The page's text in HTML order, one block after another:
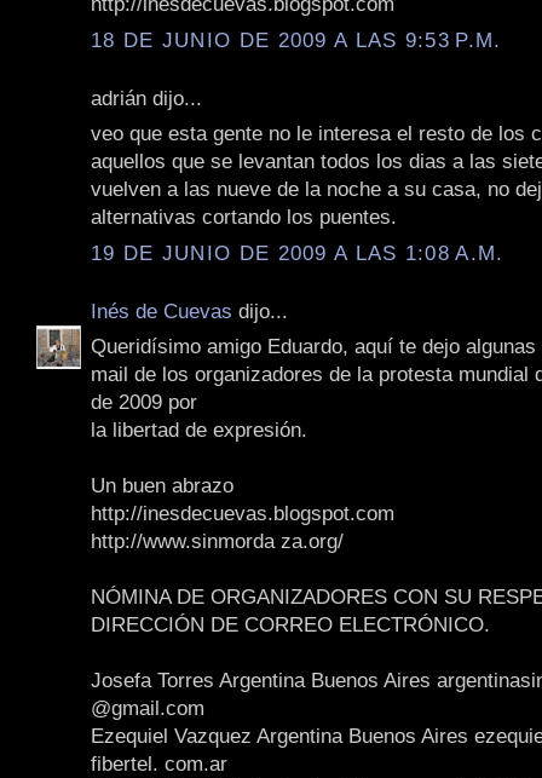
18 DE JUNIO DE 2009 A LAS 9:53 P.M.
adrián dijo...
veo que esta gente no le interesa el resto de los
aquellos que se levantan todos los dias a las
vuelven a las nueve de la noche a su casa, no
alternativas cortando los puentes.
19 DE JUNIO DE 2009 A LAS 1:08 A.M.
Inés de Cuevas dijo...
Queridísimo amigo Eduardo, aquí te dejo
mail de los organizadores de la protesta mundial
de 2009 por
la libertad de expresión.
Un buen abrazo
http://inesdecuevas.blogspot.com
http://www.sinmorda za.org/
NÓMINA DE ORGANIZADORES CON SU
DIRECCIÓN DE CORREO ELECTRÓNICO.
Josefa Torres Argentina Buenos Aires
@gmail.com
Ezequiel Vazquez Argentina Buenos Aires
fibertel. com.ar